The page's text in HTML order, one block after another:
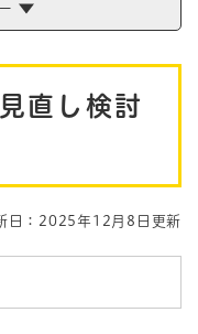
直し検討
日：2025年12月8日更新